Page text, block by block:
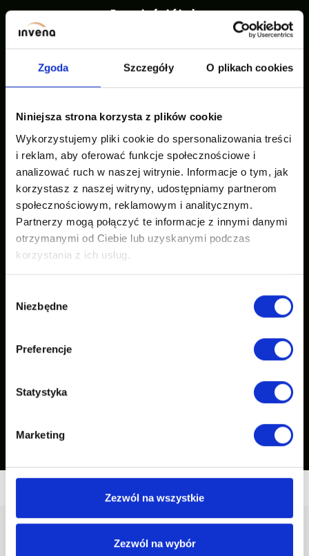
Zgoda Szczegóły O plikach cookies
Niniejsza strona korzysta z plików cookie
Wykorzystujemy pliki cookie do spersonalizowania treści
i reklam, aby oferować funkcje społecznościowe i
analizować ruch w naszej witrynie. Informacje o tym, jak
korzystasz z naszej witryny, udostępniamy partnerom
społecznościowym, reklamowym i analitycznym.
Partnerzy mogą połączyć te informacje z innymi danymi
otrzymanymi od Ciebie lub uzyskanymi podczas
korzystania z ich usług.
zgody
Niezbędne
Preferencje
Statystyka
Marketing
Zezwól na wszystkie
Zezwól na wybór
Inspirációink